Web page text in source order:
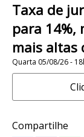
Taxa de
para 14%,
mais altas
Quarta 05/08/26 -
Compartilhe